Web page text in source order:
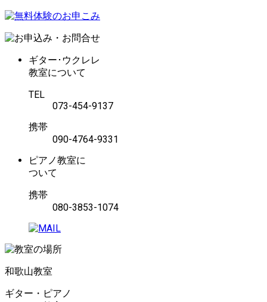
ギター･ウクレレ
教室について
TEL
073-454-9137
携帯
090-4764-9331
ピアノ教室に
ついて
携帯
080-3853-1074
和歌山教室
ギター・ピアノ